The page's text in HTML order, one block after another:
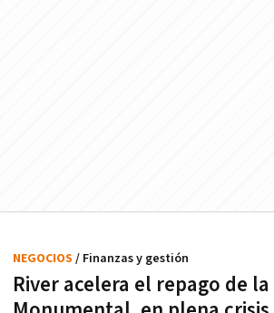
River acelera el repago de
NEGOCIOS / Finanzas y gestión